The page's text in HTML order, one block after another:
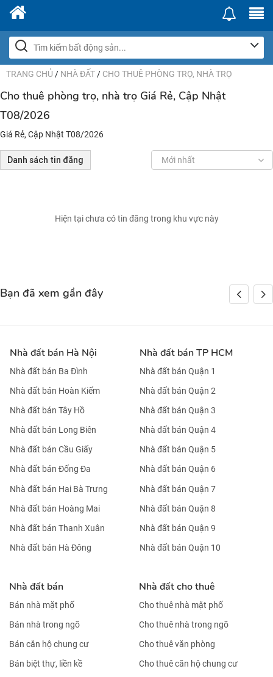
TRANG CHỦ / NHÀ ĐẤT / CHO THUÊ PHÒNG TRỌ, NHÀ TRỌ
Cho thuê phòng trọ, nhà trọ Giá Rẻ, Cập Nhật
T08/2026
Giá Rẻ, Cập Nhật T08/2026
Danh sách tin đăng Mới nhất
Hiện tại chưa có tin đăng trong khu vực này
Bạn đã xem gần đây
Nhà đất bán Hà Nội
Nhà đất bán Ba Đình
Nhà đất bán Hoàn Kiếm
Nhà đất bán Tây Hồ
Nhà đất bán Long Biên
Nhà đất bán Cầu Giấy
Nhà đất bán Đống Đa
Nhà đất bán Hai Bà Trưng
Nhà đất bán Hoàng Mai
Nhà đất bán Thanh Xuân
Nhà đất bán Hà Đông
Nhà đất bán TP HCM
Nhà đất bán Quận 1
Nhà đất bán Quận 2
Nhà đất bán Quận 3
Nhà đất bán Quận 4
Nhà đất bán Quận 5
Nhà đất bán Quận 6
Nhà đất bán Quận 7
Nhà đất bán Quận 8
Nhà đất bán Quận 9
Nhà đất bán Quận 10
Nhà đất bán
Bán nhà mặt phố
Bán nhà trong ngõ
Bán căn hộ chung cư
Bán biệt thự, liền kề
Nhà đất cho thuê
Cho thuê nhà mặt phố
Cho thuê nhà trong ngõ
Cho thuê văn phòng
Cho thuê căn hộ chung cư